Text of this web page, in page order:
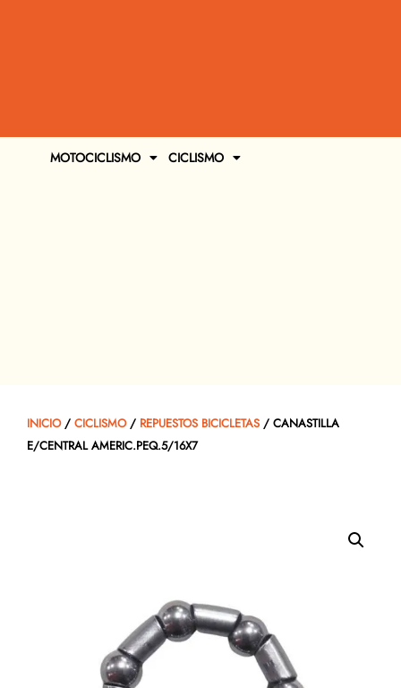
MOTOCICLISMO CICLISMO
INICIO/ CICLISMO/ REPUESTOS BICICLETAS / CANASTILLA
E/CENTRAL AMERIC.PEQ.5/16X7